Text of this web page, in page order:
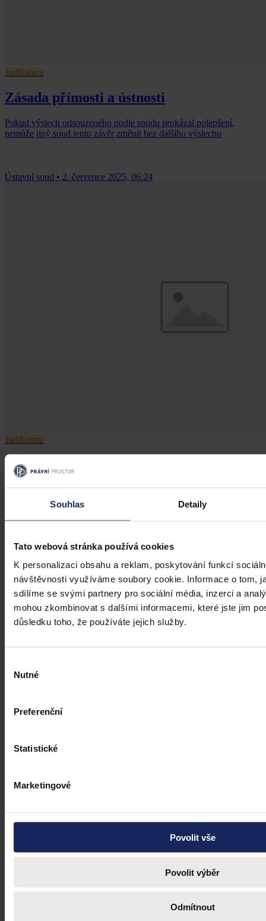
Souhlas Detaily
Tato webová stránka používá cookies
K personalizaci obsahu a reklam, poskytování funkcí
návštěvnosti využíváme soubory cookie. Informace o tom,
sdílíme se svými partnery pro sociální média, inzerci a
mohou zkombinovat s dalšími informacemi, které jste jim
důsledku toho, že používáte jejich služby.
souhlasu
Nutné
Preferenční
Statistické
Marketingové
Povolit vše
Povolit výběr
Odmítnout
Judikatura
Zásada přímosti a ústnosti
Pokud výslech odsouzeného podle soudu prokázal polepšení,
nemůže jiný soud tento závěr změnit bez dalšího výslechu
Ústavní soud • 2. července 2025, 06:24
Judikatura
Vydání k trestnímu stíhání na Ukrajinu
trestnímu stíhání
Ústavní soud • 27. června 2025, 00:00
Pozastavení auditorské činnosti
pozastavovat činnost auditorských společnosti